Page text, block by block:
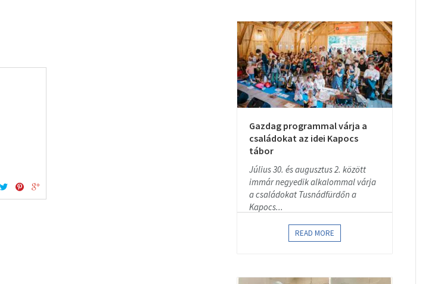
Gazdag programmal várja a
családokat az idei Kapocs
tábor
Július 30. és augusztus 2. között
immár negyedik alkalommal várja
a családokat Tusnádfürdőn a
Kapocs...
READ MORE